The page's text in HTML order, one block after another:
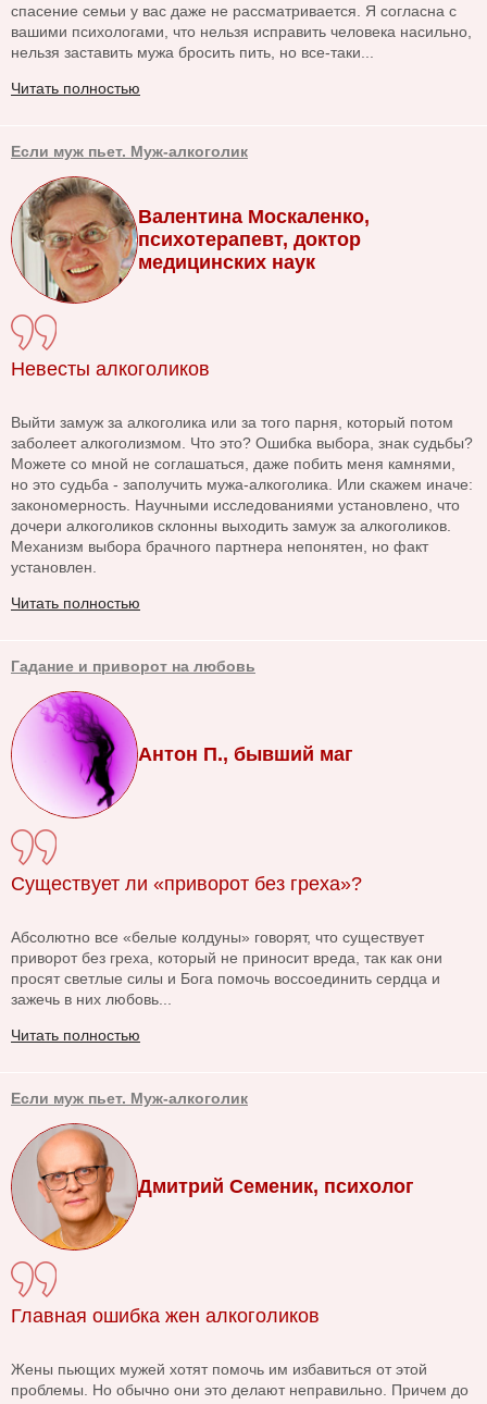
спасение семьи у вас даже не рассматривается. Я согласна с
вашими психологами, что нельзя исправить человека насильно,
нельзя заставить мужа бросить пить, но все-таки...
Читать полностью
Если муж пьет. Муж-алкоголик
Валентина Москаленко,
психотерапевт, доктор
медицинских наук
Невесты алкоголиков
Выйти замуж за алкоголика или за того парня, который потом
заболеет алкоголизмом. Что это? Ошибка выбора, знак судьбы?
Можете со мной не соглашаться, даже побить меня камнями,
но это судьба - заполучить мужа-алкоголика. Или скажем иначе:
закономерность. Научными исследованиями установлено, что
дочери алкоголиков склонны выходить замуж за алкоголиков.
Механизм выбора брачного партнера непонятен, но факт
установлен.
Читать полностью
Гадание и приворот на любовь
Антон П., бывший маг
Существует ли «приворот без греха»?
Абсолютно все «белые колдуны» говорят, что существует
приворот без греха, который не приносит вреда, так как они
просят светлые силы и Бога помочь воссоединить сердца и
зажечь в них любовь...
Читать полностью
Если муж пьет. Муж-алкоголик
Дмитрий Семеник, психолог
Главная ошибка жен алкоголиков
Жены пьющих мужей хотят помочь им избавиться от этой
проблемы. Но обычно они это делают неправильно. Причем до